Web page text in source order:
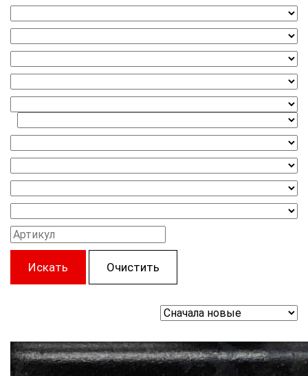
Искать Очистить